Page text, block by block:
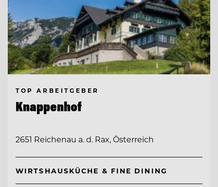
TOP ARBEITGEBER
Knappenhof
2651 Reichenau a. d. Rax, Österreich
WIRTSHAUSKÜCHE & FINE DINING